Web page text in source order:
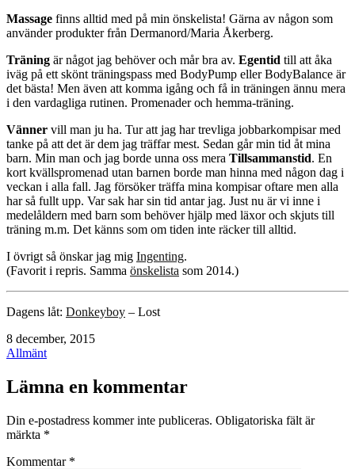
Massage finns alltid med på min önskelista! Gärna av någon som
använder produkter från Dermanord/Maria Åkerberg.
Träning är något jag behöver och mår bra av. Egentid till att åka
iväg på ett skönt träningspass med BodyPump eller BodyBalance är
det bästa! Men även att komma igång och få in träningen ännu mera
i den vardagliga rutinen. Promenader och hemma-träning.
Vänner vill man ju ha. Tur att jag har trevliga jobbarkompisar med
tanke på att det är dem jag träffar mest. Sedan går min tid åt mina
barn. Min man och jag borde unna oss mera Tillsammanstid. En
kort kvällspromenad utan barnen borde man hinna med någon dag i
veckan i alla fall. Jag försöker träffa mina kompisar oftare men alla
har så fullt upp. Var sak har sin tid antar jag. Just nu är vi inne i
medelåldern med barn som behöver hjälp med läxor och skjuts till
träning m.m. Det känns som om tiden inte räcker till alltid.
I övrigt så önskar jag mig Ingenting.
(Favorit i repris. Samma önskelista som 2014.)
Dagens låt: Donkeyboy – Lost
Publicerat
den
8 december, 2015
Kategoriserat
Allmänt
Lämna en kommentar
Din e-postadress kommer inte publiceras. Obligatoriska fält är
märkta *
Kommentar *